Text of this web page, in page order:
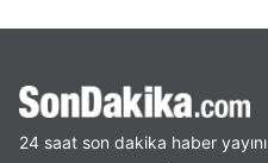
24 saat son dakika haber yayını